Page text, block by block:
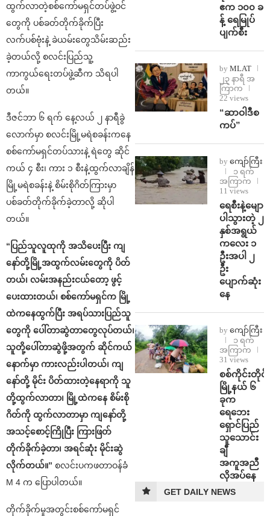
ထွက်လာတဲ့စစ်ကော်မရှင်တပ်ဖွဲ့ဝင်
တွေကို ပစ်ခတ်တိုက်ခိုက်ပြီး
လက်ပစ်ဗုံးနဲ့ ခဲယမ်းတွေသိမ်းဆည်း
ခဲ့တယ်လို့ စလင်းပြည်သူ့
ကာကွယ်ရေးတပ်ဖွဲ့ဆီက သိရပါ
တယ်။
ဒီဇင်ဘာ ၆ ရက် နေ့လယ် ၂ နာရီခွဲ
လောက်မှာ စလင်းမြို့မရဲစခန်းကနေ
စစ်ကော်မရှင်တပ်သားနဲ့ ရဲတွေ ဆိုင်
ကယ် ၄ စီး၊ ကား ၁ စီးနဲ့ထွက်လာချိန်
မြို့မရဲစခန်းနဲ့ စိမ်းစိုဂိတ်ကြားမှာ
ပစ်ခတ်တိုက်ခိုက်ခဲ့တာလို့ ဆိုပါ
တယ်။
“ပြည်သူလူထုကို အသိပေးပြီး ကျ
နော်တို့မြို့အထွက်လမ်းတွေကို ပိတ်
တယ်၊ လမ်းအနည်းငယ်တော့ ဖွင့်
ပေးထားတယ်၊ စစ်ကော်မရှင်က မြို့
ထဲကနေထွက်ပြီး အရပ်သားပြည်သူ
တွေကို ပေါ်တာဆွဲတာတွေလုပ်တယ်၊
သူတို့ပေါ်တာဆွဲဖို့အတွက် ဆိုင်ကယ်
နောက်မှာ ကားလည်းပါတယ်၊ ကျ
နော်တို့ မိုင်း ပိတ်ထားတဲ့နေရာကို သူ
တို့ထွက်လာတာ၊ မြို့ထဲကနေ စိမ်းစို
ဂိတ်ကို ထွက်လာတာမှာ ကျနော်တို့
အသင့်စောင့်ကြိုပြီး ကြားဖြတ်
တိုက်ခိုက်ခဲ့တာ၊ အရင်ဆုံး မိုင်းဆွဲ
လိုက်တယ်။” စလင်းပကဖတာဝန်ခံ
M 4 က ပြောပါတယ်။
တိုက်ခိုက်မှုအတွင်းစစ်ကော်မရှင်
ဧက ၁၀၀ ခ
န့် ရေမြုပ်
ပျက်စီး
by MLAT
၂၃ နာရီ အ
ကြာက
22 views
“ဆာဝါဒီစ
ကပ်”
by ကျော်ကြီး
၁ ရက်
အကြာက
11 views
ရေစီးနဲ့မျော
ပါသွားတဲ့ ၂
နှစ်အရွယ်
ကလေး ၁
ဦးအပါ ၂
ဦး
ပျောက်ဆုံး
နေ
by ကျော်ကြီး
၁ ရက်
အကြာက
31 views
စစ်ကိုင်းတိုင်း
မြို့နယ် ၆
ခုက
ရေဘေး
ရှောင်ပြည်
သူသောင်း
ချီ
အကူအညီ
လိုအပ်နေ
GET DAILY NEWS